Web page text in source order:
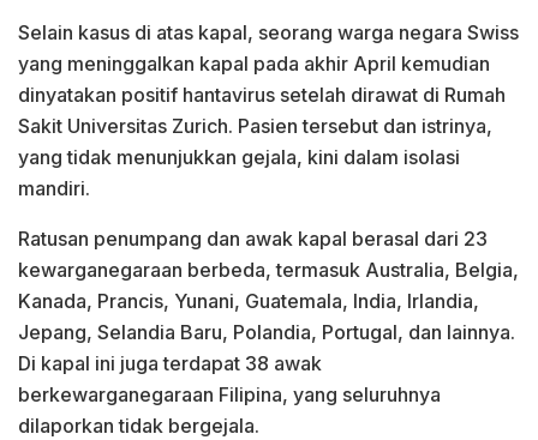
Selain kasus di atas kapal, seorang warga negara Swiss
yang meninggalkan kapal pada akhir April kemudian
dinyatakan positif hantavirus setelah dirawat di Rumah
Sakit Universitas Zurich. Pasien tersebut dan istrinya,
yang tidak menunjukkan gejala, kini dalam isolasi
mandiri.
Ratusan penumpang dan awak kapal berasal dari 23
kewarganegaraan berbeda, termasuk Australia, Belgia,
Kanada, Prancis, Yunani, Guatemala, India, Irlandia,
Jepang, Selandia Baru, Polandia, Portugal, dan lainnya.
Di kapal ini juga terdapat 38 awak
berkewarganegaraan Filipina, yang seluruhnya
dilaporkan tidak bergejala.